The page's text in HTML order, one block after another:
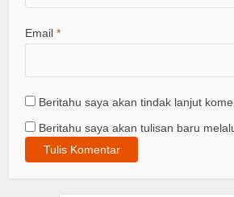
Email*
Beritahu saya akan tindak lanjut
Beritahu saya akan tulisan baru